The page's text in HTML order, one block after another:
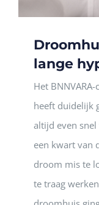
lange
Het
heeft duidelijk
altijd even
een kwart van
droom mis te
te traag